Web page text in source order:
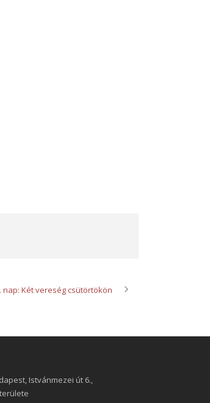
nap: Két vereség csütörtökön
Istvánmezei út 6.,